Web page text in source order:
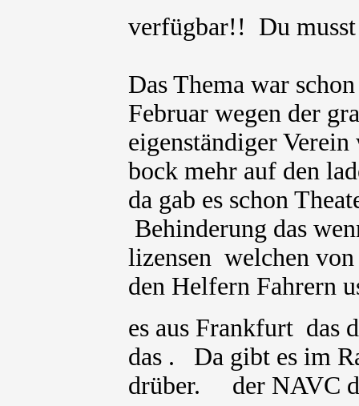
verfügbar!! Du
Das Thema war
Februar wegen der
eigenständiger
bock mehr auf den
da gab es schon
Behinderung das
lizensen welchen
den Helfern Fahrern
es aus Frankfurt das
das . Da gibt es im
drüber. der NAVC